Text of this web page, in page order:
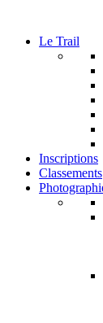
Le Trail
Inscriptions
Classements